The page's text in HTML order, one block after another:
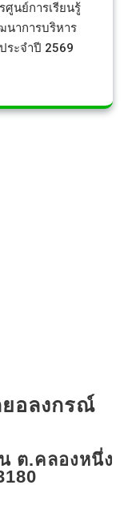
ศูนย์การเรียนรู้
นาการบริหาร
ระจำปี 2569
อลงกรณ์
ต.คลองหนึ่ง